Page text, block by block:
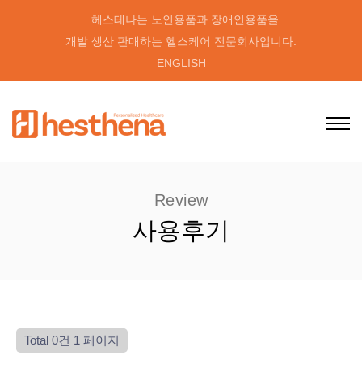
헤스테나는 노인용품과 장애인용품을
개발 생산 판매하는 헬스케어 전문회사입니다.
ENGLISH
Review
사용후기
Total 0건 1 페이지